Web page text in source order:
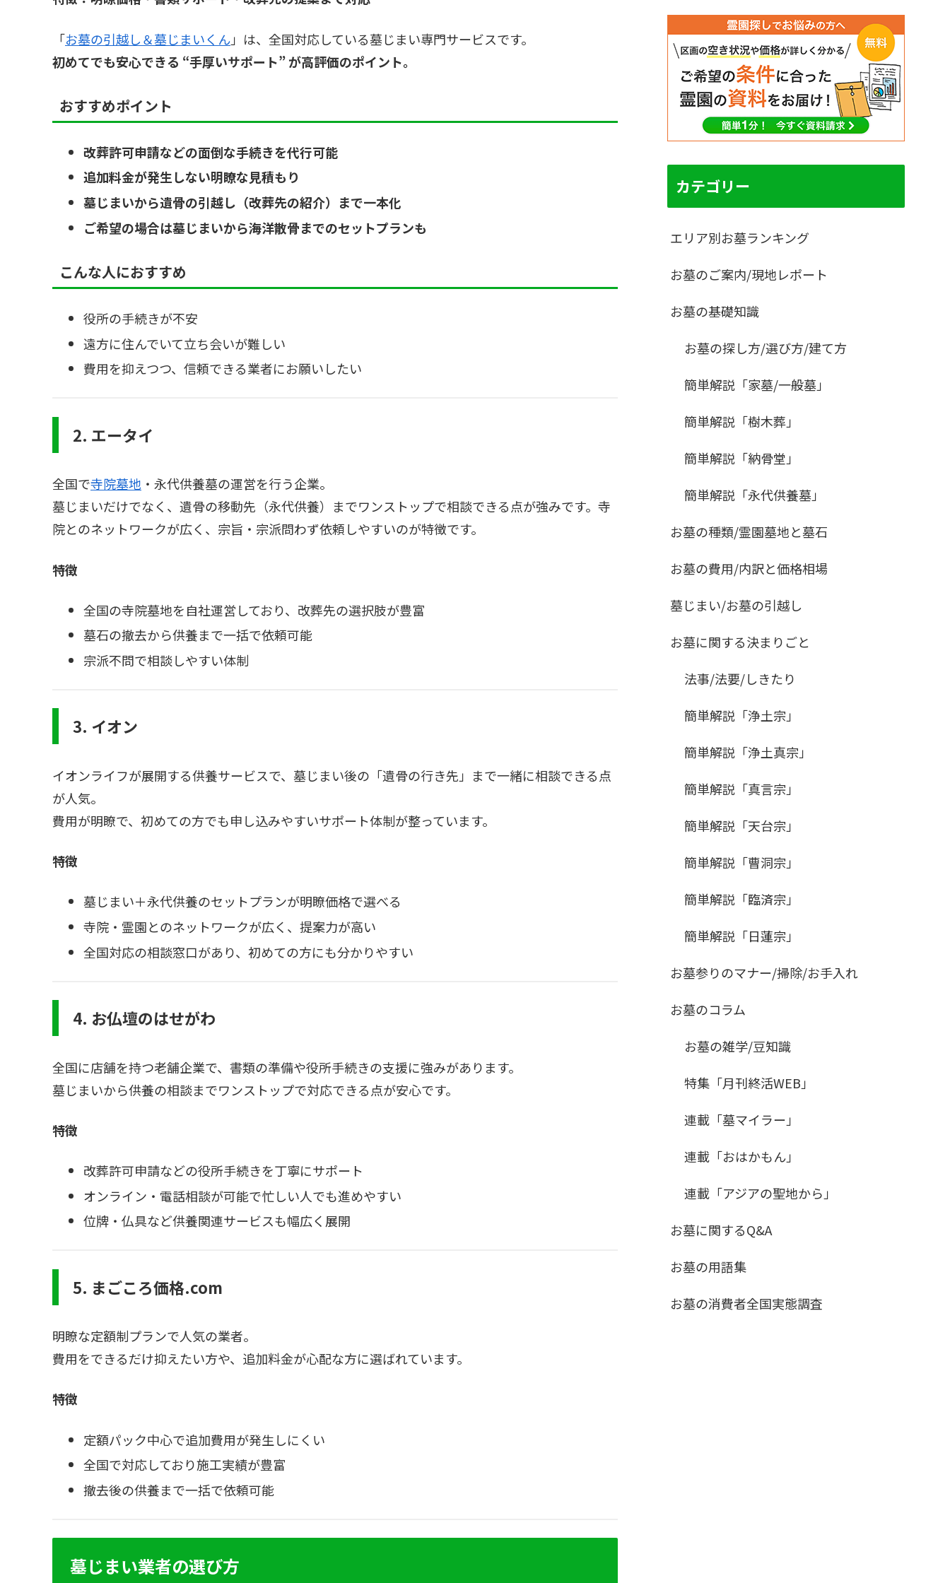
「お墓の引越し＆墓じまいくん」は、全国対応している墓じまい専門サービスです。
初めてでも安心できる “手厚いサポート” が高評価のポイント。
おすすめポイント
改葬許可申請などの面倒な手続きを代行可能
追加料金が発生しない明瞭な見積もり
墓じまいから遺骨の引越し（改葬先の紹介）まで一本化
ご希望の場合は墓じまいから海洋散骨までのセットプランも
こんな人におすすめ
役所の手続きが不安
遠方に住んでいて立ち会いが難しい
費用を抑えつつ、信頼できる業者にお願いしたい
2. エータイ
全国で寺院墓地 ・永代供養墓の運営を行う企業。
墓じまいだけでなく、遺骨の移動先（永代供養）までワンストップで相談できる点が強みです。寺
院とのネットワークが広く、宗旨・宗派問わず依頼しやすいのが特徴です。
特徴
全国の寺院墓地を自社運営しており、改葬先の選択肢が豊富
墓石の撤去から供養まで一括で依頼可能
宗派不問で相談しやすい体制
3. イオン
イオンライフが展開する供養サービスで、墓じまい後の「遺骨の行き先」まで一緒に相談できる点
が人気。
費用が明瞭で、初めての方でも申し込みやすいサポート体制が整っています。
特徴
墓じまい＋永代供養のセットプランが明瞭価格で選べる
寺院・霊園とのネットワークが広く、提案力が高い
全国対応の相談窓口があり、初めての方にも分かりやすい
4. お仏壇のはせがわ
全国に店舗を持つ老舗企業で、書類の準備や役所手続きの支援に強みがあります。
墓じまいから供養の相談までワンストップで対応できる点が安心です。
特徴
改葬許可申請などの役所手続きを丁寧にサポート
オンライン・電話相談が可能で忙しい人でも進めやすい
位牌・仏具など供養関連サービスも幅広く展開
5. まごころ価格.com
明瞭な定額制プランで人気の業者。
費用をできるだけ抑えたい方や、追加料金が心配な方に選ばれています。
特徴
定額パック中心で追加費用が発生しにくい
全国で対応しており施工実績が豊富
撤去後の供養まで一括で依頼可能
墓じまい業者の選び方
カテゴリー
エリア別お墓ランキング
お墓のご案内/現地レポート
お墓の基礎知識
お墓の探し方/選び方/建て方
簡単解説「家墓/一般墓」
簡単解説「樹木葬」
簡単解説「納骨堂」
簡単解説「永代供養墓」
お墓の種類/霊園墓地と墓石
お墓の費用/内訳と価格相場
墓じまい/お墓の引越し
お墓に関する決まりごと
法事/法要/しきたり
簡単解説「浄土宗」
簡単解説「浄土真宗」
簡単解説「真言宗」
簡単解説「天台宗」
簡単解説「曹洞宗」
簡単解説「臨済宗」
簡単解説「日蓮宗」
お墓参りのマナー/掃除/お手入れ
お墓のコラム
お墓の雑学/豆知識
特集「月刊終活WEB」
連載「墓マイラー」
連載「おはかもん」
連載「アジアの聖地から」
お墓に関するQ&A
お墓の用語集
お墓の消費者全国実態調査